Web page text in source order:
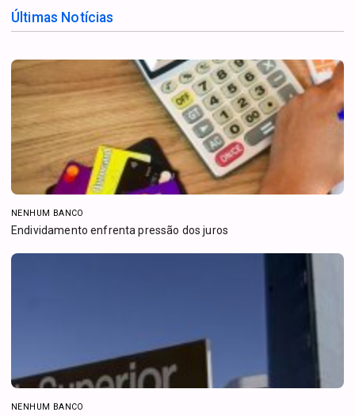
Últimas Notícias
NENHUM BANCO
Endividamento enfrenta pressão dos juros
NENHUM BANCO